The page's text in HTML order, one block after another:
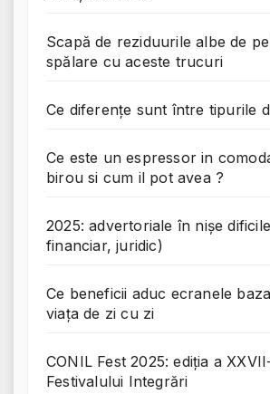
Scapă de reziduurile albe de
spălare cu aceste trucuri
Ce diferențe sunt între tipurile
Ce este un espressor in
birou si cum il pot avea ?
2025: advertoriale în nișe
financiar, juridic)
Ce beneficii aduc ecranele
viața de zi cu zi
CONIL Fest 2025: ediția a
Festivalului Integrări